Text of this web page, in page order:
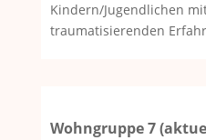
Kindern/Jugendlichen
traumatisierenden
Wohngruppe 7